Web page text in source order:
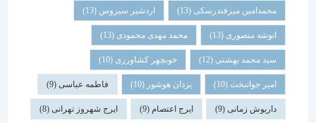
محمدامین میرفندرسکی(13) اردشیر سیروس(13)
انوشه منصوری(13) محمد مهدی محمودی(13)
سید محمد بهشتی(12) خوبچهر کشاورزی(10)
امیر جوانبخت(10) یزدان هوشور(10) فاطمه عباسی(9)
داریوش زمانی(9) ایرج اعتصام(9) ایرج شهروز تهرانی(8)